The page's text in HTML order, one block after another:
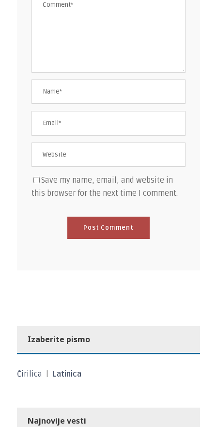
Save my name, email, and website in
this browser for the next time I comment.
Izaberite pismo
Ćirilica Latinica
Najnovije vesti